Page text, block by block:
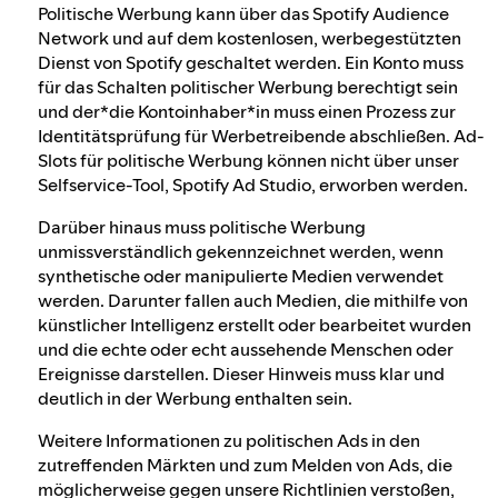
Politische Werbung kann über das Spotify Audience
Network und auf dem kostenlosen, werbegestützten
Dienst von Spotify geschaltet werden. Ein Konto muss
für das Schalten politischer Werbung berechtigt sein
und der*die Kontoinhaber*in muss einen Prozess zur
Identitätsprüfung für Werbetreibende abschließen. Ad-
Slots für politische Werbung können nicht über unser
Selfservice-Tool, Spotify Ad Studio, erworben werden.
Darüber hinaus muss politische Werbung
unmissverständlich gekennzeichnet werden, wenn
synthetische oder manipulierte Medien verwendet
werden. Darunter fallen auch Medien, die mithilfe von
künstlicher Intelligenz erstellt oder bearbeitet wurden
und die echte oder echt aussehende Menschen oder
Ereignisse darstellen. Dieser Hinweis muss klar und
deutlich in der Werbung enthalten sein.
Weitere Informationen zu politischen Ads in den
zutreffenden Märkten und zum Melden von Ads, die
möglicherweise gegen unsere Richtlinien verstoßen,